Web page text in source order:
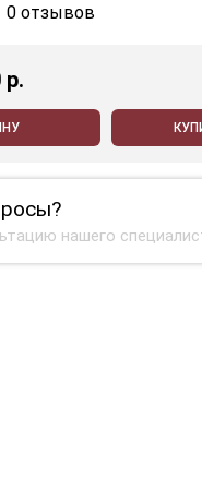
0 отзывов
p.
нашего